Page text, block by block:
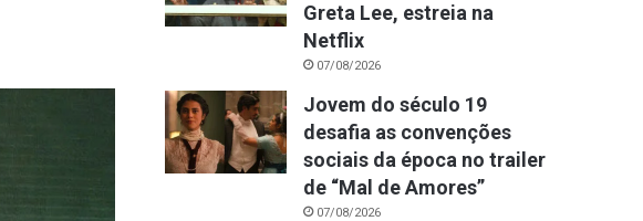
Greta Lee, estreia na
Netflix
07/08/2026
Jovem do século 19
desafia as convenções
sociais da época no trailer
de “Mal de Amores”
07/08/2026